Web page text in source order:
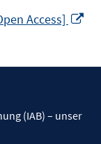
Access]
(IAB) – unser